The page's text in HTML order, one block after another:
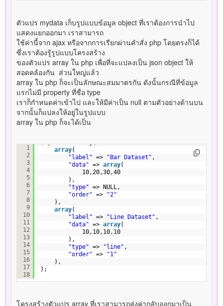
ตัวแปร mydata เก็บรูปแบบข้อมูล object ที่เราต้องการนำไป
แสดงแยกออกมา เราสามารถ
ใช้ค่านี้จาก ajax หรือจากการเรียกผ่านคำสั่ง php โดยตรงก็ได้
ซึ่งเราต้องรู้รูปแบบโครงสร้าง
ของตัวแปร array ใน php เพื่อที่จะแปลงเป็น json object ให้
สอดคล้องกัน ส่วนใหญ่แล้ว
array ใน php ก็จะเป็นลักษณะสมมาตรกัน ดังนั้นกรณีที่ข้อมูล
แรกไม่มี property ที่ชื่อ type
เราก็กำหนดค่าเข้าไป และให้มีค่าเป็น null ตามตัวอย่างด้านบน
จากนั้นก็แปลงให้อยู่ในรูปแบบ
array ใน php ก็จะได้เป็น
1
2
3
4
5
6
7
8
9
10
11
12
13
14
15
16
17
18
$mydata = array(
array(
"label" => "Bar Dataset" ,
"data" => array(
10,20,30,40
),
"type" => NULL,
"order" =>
"2"
),
array(
"label" => "Line Dataset" ,
"data" => array(
10,10,10,10
),
"type" => "line" ,
"order" =>
"1"
),
);
โครงสร้างตัวแปร array ที่เราสามารถส่งค่ากลับออกมาเป็น